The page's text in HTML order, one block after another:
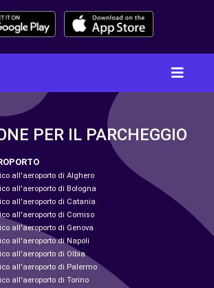
PER IL PARCHEGGIO
all'aeroporto di Alghero
all'aeroporto di Bologna
all'aeroporto di Catania
all'aeroporto di Comiso
all'aeroporto di Genova
all'aeroporto di Napoli
all'aeroporto di Olbia
all'aeroporto di Palermo
all'aeroporto di Torino